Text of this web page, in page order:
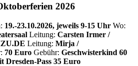
2026
19.-23.10.2026, jeweils 9-15 Uhr Wo:
Leitung: Carsten Irmer /
Leitung: Mirja /
70 Euro Gebühr: Geschwisterkind 60
Dresden-Pass 35 Euro